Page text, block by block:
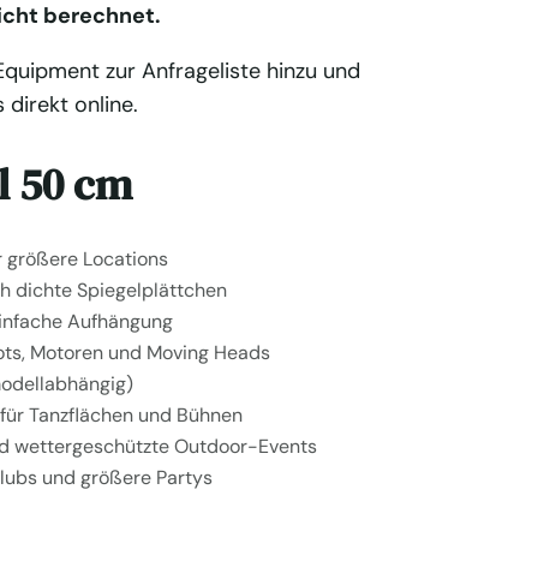
berechnet.
zur Anfrageliste hinzu und
direkt online.
50 cm
größere Locations
dichte Spiegelplättchen
Aufhängung
Motoren und Moving Heads
Tanzflächen und Bühnen
wettergeschützte Outdoor-Events
und größere Partys